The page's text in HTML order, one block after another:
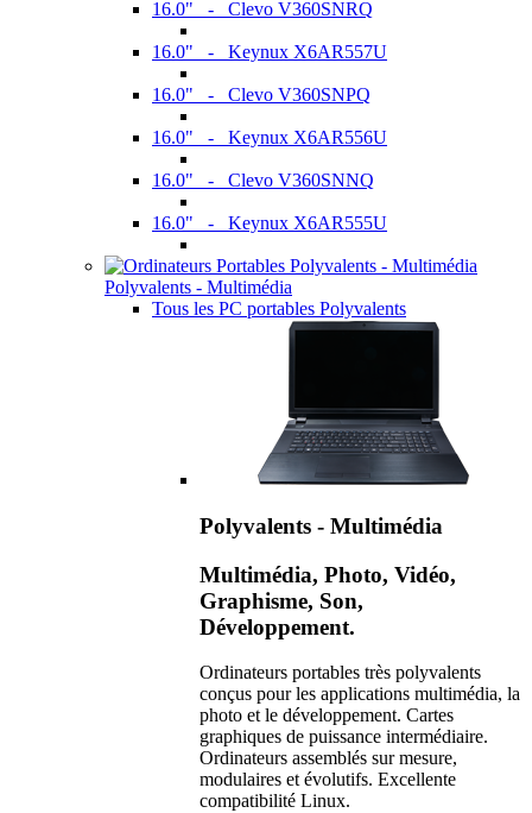
16.0" - Clevo V360SNRQ
16.0" - Keynux X6AR557U
16.0" - Clevo V360SNPQ
16.0" - Keynux X6AR556U
16.0" - Clevo V360SNNQ
16.0" - Keynux X6AR555U
Polyvalents - Multimédia
Tous les PC portables Polyvalents
Polyvalents - Multimédia
Multimédia, Photo, Vidéo,
Graphisme, Son,
Développement.
Ordinateurs portables très polyvalents
conçus pour les applications multimédia, la
photo et le développement. Cartes
graphiques de puissance intermédiaire.
Ordinateurs assemblés sur mesure,
modulaires et évolutifs. Excellente
compatibilité Linux.